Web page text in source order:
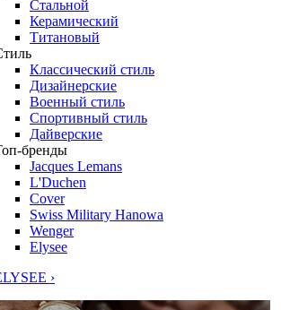
Стальной
Керамический
Титановый
Классический стиль
Дизайнерские
Военный стиль
Спортивный стиль
Дайверские
бренды
Jacques Lemans
L'Duchen
Cover
Swiss Military Hanowa
Wenger
Elysee
›